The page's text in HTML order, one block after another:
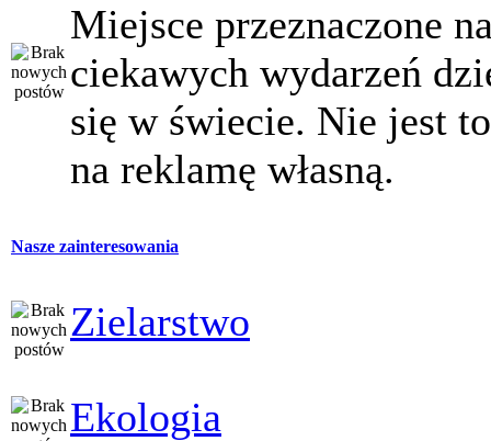
Miejsce przeznaczone
ciekawych wydarzeń
się w świecie. Nie jest
na reklamę własną.
Nasze zainteresowania
Zielarstwo
Ekologia